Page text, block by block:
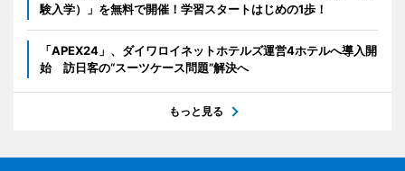
験入学）」を無料で開催！学習スタートはじめの1歩！
「APEX24」、ダイワロイネットホテルズ運営4ホテルへ導入開
始 訪日客の“スーツケース問題”解決へ
もっと見る